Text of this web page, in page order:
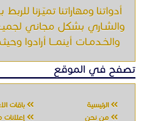
شروط الاستخدام
اتصل بنا